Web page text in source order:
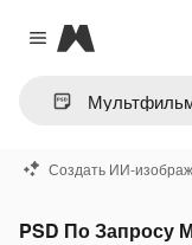
Close menu
Magnific
Создать ИИ-
PSD По Запросу